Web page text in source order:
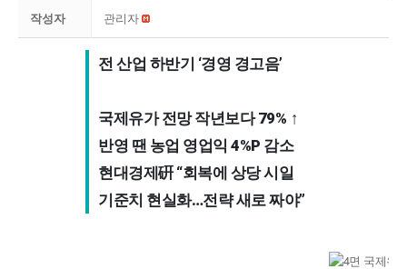
작성자 관리자
전 산업 하반기 ‘경영 경고음’
국제유가 전망 작년보다 79% ↑
반영 땐 농업 영업익 4%P 감소
현대경제硏 “회복에 상당 시일
기준치 현실화…전략 새로 짜야”